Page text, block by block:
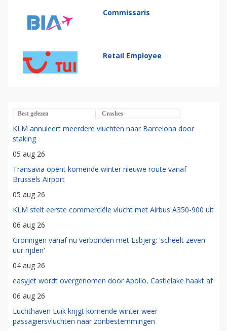
Commissaris
Retail Employee
Best gelezen Crashes
KLM annuleert meerdere vluchten naar Barcelona door
staking
05 aug 26
Transavia opent komende winter nieuwe route vanaf
Brussels Airport
05 aug 26
KLM stelt eerste commerciële vlucht met Airbus A350-900 uit
06 aug 26
Groningen vanaf nu verbonden met Esbjerg: 'scheelt zeven
uur rijden'
04 aug 26
easyJet wordt overgenomen door Apollo, Castlelake haakt af
06 aug 26
Luchthaven Luik krijgt komende winter weer
passagiersvluchten naar zonbestemmingen